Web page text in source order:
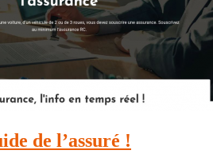
de l’assuré !